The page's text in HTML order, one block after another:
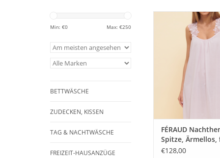
Min: €0 Max: €250
BETTWÄSCHE
ZUDECKEN, KISSEN
TAG & NACHTWÄSCHE
FREIZEIT-HAUSANZÜGE
Ärmelloses Damen
mit Spitze für
weichem Single
Baumwolle. Farbe
Nachthemd mit
angenehmem
Größe 36 -
ZUM WARENKORB
FÉRAUD
Spitze, Ärmellos,
Single Jersey 100%
€128,00